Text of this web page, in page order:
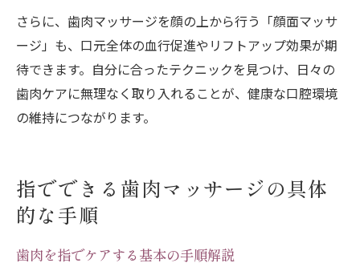
さらに、歯肉マッサージを顔の上から行う「顔面マッサ
ージ」も、口元全体の血行促進やリフトアップ効果が期
待できます。自分に合ったテクニックを見つけ、日々の
歯肉ケアに無理なく取り入れることが、健康な口腔環境
の維持につながります。
指でできる歯肉マッサージの具体
的な手順
歯肉を指でケアする基本の手順解説